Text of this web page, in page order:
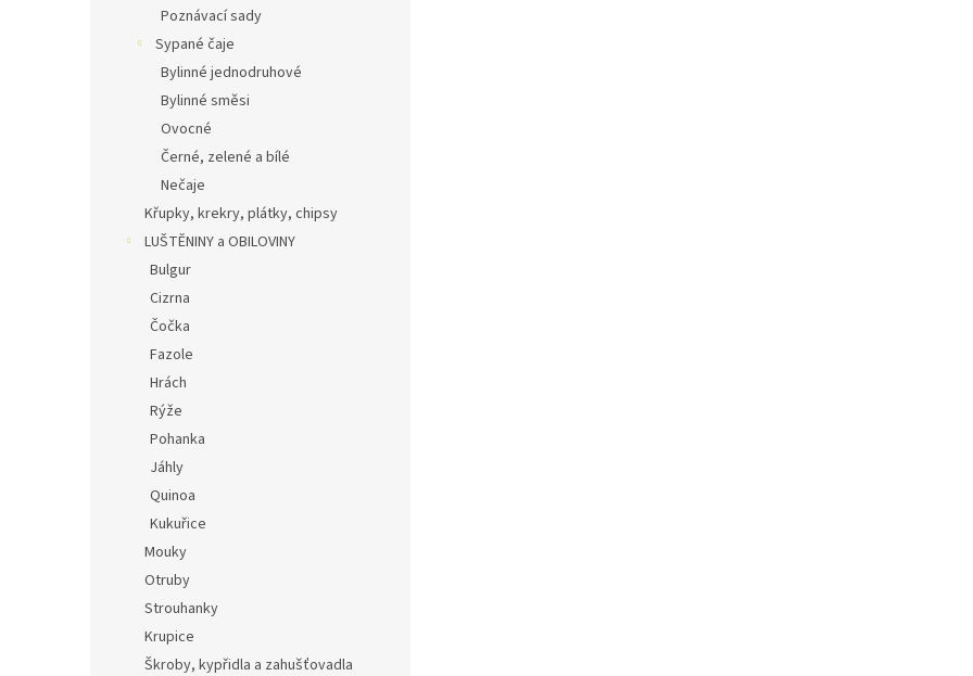
Poznávací sady
Sypané čaje
Bylinné jednodruhové
Bylinné směsi
Ovocné
Černé, zelené a bílé
Nečaje
Křupky, krekry, plátky, chipsy
LUŠTĚNINY a OBILOVINY
Bulgur
Cizrna
Čočka
Fazole
Hrách
Rýže
Pohanka
Jáhly
Quinoa
Kukuřice
Mouky
Otruby
Strouhanky
Krupice
Škroby, kypřidla a zahušťovadla